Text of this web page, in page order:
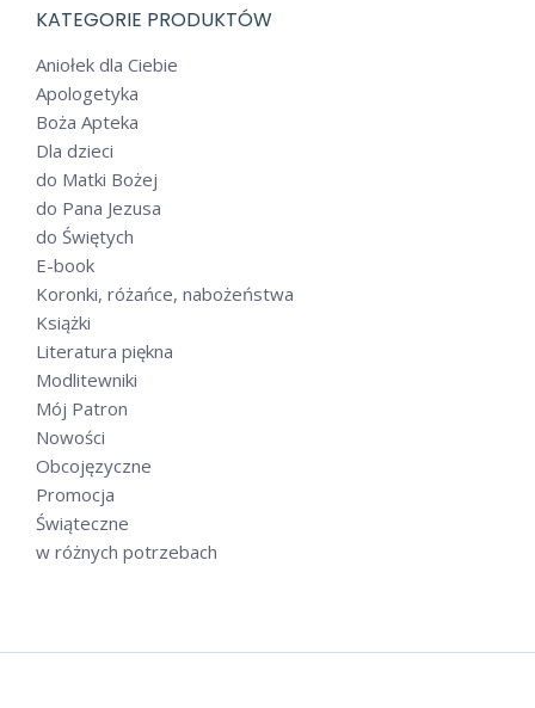
KATEGORIE PRODUKTÓW
Aniołek dla Ciebie
Apologetyka
Boża Apteka
Dla dzieci
do Matki Bożej
do Pana Jezusa
do Świętych
E-book
Koronki, różańce, nabożeństwa
Książki
Literatura piękna
Modlitewniki
Mój Patron
Nowości
Obcojęzyczne
Promocja
Świąteczne
w różnych potrzebach